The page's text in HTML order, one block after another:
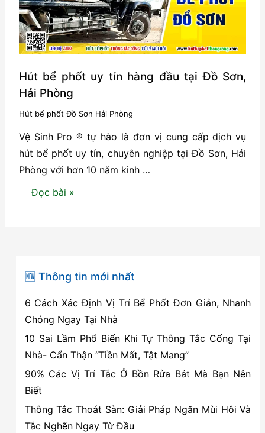
Đồ
Sơn
–
Hải
Phòng
Hút bể phốt uy tín hàng đầu tại Đồ Sơn,
Hải Phòng
Hút bể phốt Đồ Sơn Hải Phòng
Vệ Sinh Pro ® tự hào là đơn vị cung cấp dịch vụ
hút bể phốt uy tín, chuyên nghiệp tại Đồ Sơn, Hải
Phòng với hơn 10 năm kinh …
Hút
hàng
đầu
tại
Đồ
Sơn,
Hải
Phòng
Đọc bài »
🆕 Thông tin mới nhất
6 Cách Xác Định Vị Trí Bể Phốt Đơn Giản, Nhanh
Chóng Ngay Tại Nhà
10 Sai Lầm Phổ Biến Khi Tự Thông Tắc Cống Tại
Nhà- Cẩn Thận “Tiền Mất, Tật Mang”
90% Các Vị Trí Tắc Ở Bồn Rửa Bát Mà Bạn Nên
Biết
Thông Tắc Thoát Sàn: Giải Pháp Ngăn Mùi Hôi Và
Tắc Nghẽn Ngay Từ Đầu